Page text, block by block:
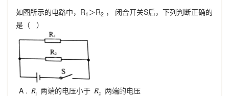
如图所示的电路中，R1 ＞R2 ， 闭合开关S后，下列判断正确的
是（ ）
A . 两端的电压小于
两端的电压